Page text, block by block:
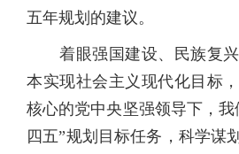
五年规划的建议。
着眼强国建设、民族复兴
本实现社会主义现代化目标
核心的党中央坚强领导下，
四五”规划目标任务，科学谋